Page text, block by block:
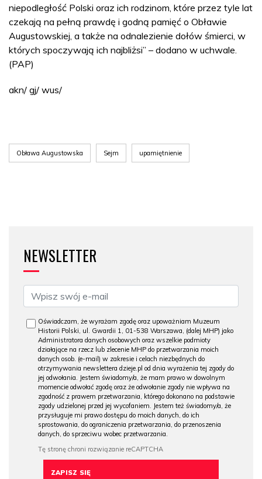
niepodległość Polski oraz ich rodzinom, które przez tyle lat
czekają na pełną prawdę i godną pamięć o Obławie
Augustowskiej, a także na odnalezienie dołów śmierci, w
których spoczywają ich najbliżsi” – dodano w uchwale.
(PAP)
akn/ gj/ wus/
Obława Augustowska Sejm upamiętnienie
NEWSLETTER
Oświadczam, że wyrażam zgodę oraz upoważniam Muzeum
Historii Polski, ul. Gwardii 1, 01-538 Warszawa, (dalej MHP) jako
Administratora danych osobowych oraz wszelkie podmioty
działające na rzecz lub zlecenie MHP do przetwarzania moich
danych osob. (e-mail) w zakresie i celach niezbędnych do
otrzymywania newslettera dzieje.pl od dnia wyrażenia tej zgody do
jej odwołania. Jestem świadomy/a, że mam prawo w dowolnym
momencie odwołać zgodę oraz że odwołanie zgody nie wpływa na
zgodność z prawem przetwarzania, którego dokonano na podstawie
zgody udzielonej przed jej wycofaniem. Jestem też świadomy/a, że
przysługuje mi prawo dostępu do moich danych, do ich
sprostowania, do ograniczenia przetwarzania, do przenoszenia
danych, do sprzeciwu wobec przetwarzania.